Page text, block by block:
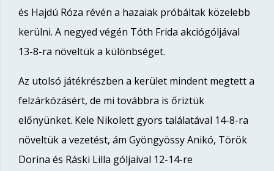
és Hajdú Róza révén a hazaiak próbáltak közelebb
kerülni. A negyed végén Tóth Frida akciógóljával
13-8-ra növeltük a különbséget.
Az utolsó játékrészben a kerület mindent megtett a
felzárkózásért, de mi továbbra is őriztük
előnyünket. Kele Nikolett gyors találatával 14-8-ra
növeltük a vezetést, ám Gyöngyössy Anikó, Török
Dorina és Ráski Lilla góljaival 12-14-re